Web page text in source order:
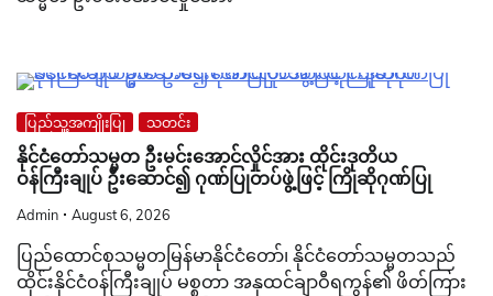
ပြည်သူ့အကျိုးပြု သတင်း
နိုင်ငံတော်သမ္မတ ဦးမင်းအောင်လှိုင်အား ထိုင်းဒုတိယ
ဝန်ကြီးချုပ် ဦးဆောင်၍ ဂုဏ်ပြုတပ်ဖွဲ့ဖြင့် ကြိုဆိုဂုဏ်ပြု
Admin August 6, 2026
ပြည်ထောင်စုသမ္မတမြန်မာနိုင်ငံတော်၊ နိုင်ငံတော်သမ္မတသည်
ထိုင်းနိုင်ငံဝန်ကြီးချုပ် မစ္စတာ အနုထင်ချာဝီရကွန်၏ ဖိတ်ကြား